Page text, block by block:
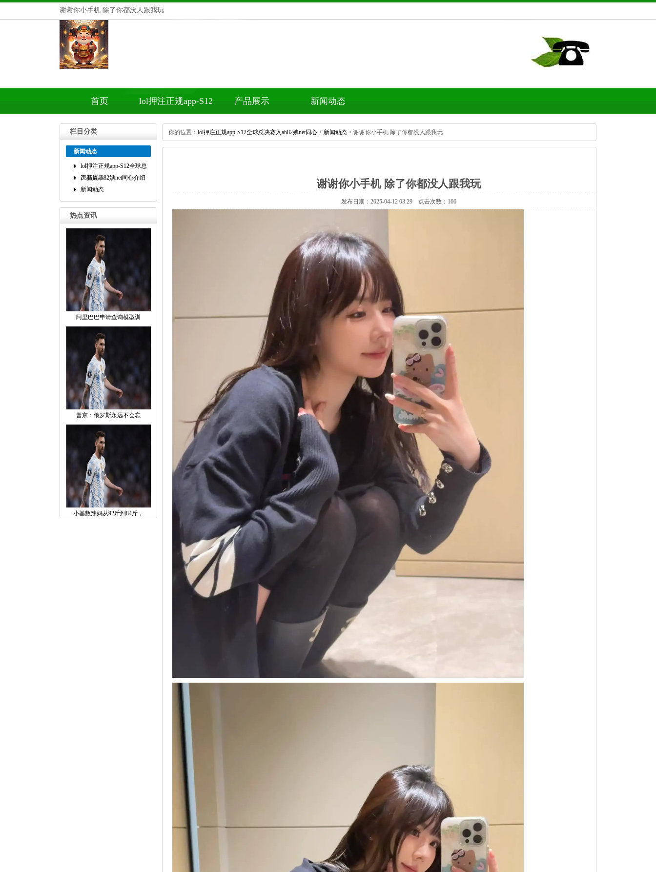
谢谢你小手机除了你都没人跟我玩
首页 lol押注正规app-S12
全球总决赛入ab82
产品展示 新闻动态
栏目分类
新闻动态
lol押注正规app-S12全球总
决赛入ab82婰net同心介绍
产品展示
新闻动态
热点资讯
阿里巴巴申请查询模型训
普京：俄罗斯永远不会忘
小基数辣妈从92斤到84斤，
你的位置： lol押注正规app-S12全球总决赛入ab82婰net同心 > 新闻动态 >谢谢你小手机除了你都没人跟我玩
谢谢你小手机除了你都没人跟我玩
发布日期：2025-04-1203:29点击次数：166